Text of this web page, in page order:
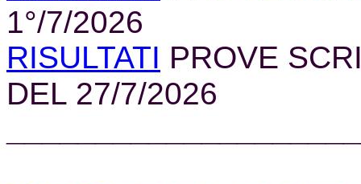
1°/7/2026
RISULTATI PROVE
DEL 27/7/2026